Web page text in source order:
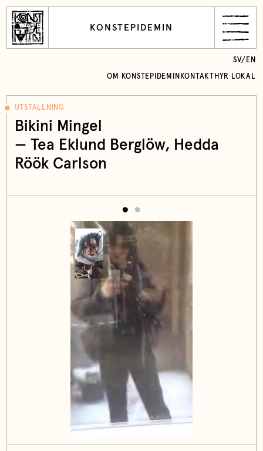
KONSTEPIDEMIN
OM KONSTEPIDEMIN KONTAKT HYR LOKAL
SV/ EN
UTSTÄLLNING
Bikini Mingel
— Tea Eklund Berglöw, Hedda
Röök Carlson